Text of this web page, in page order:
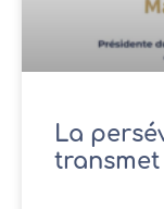
La
transmet